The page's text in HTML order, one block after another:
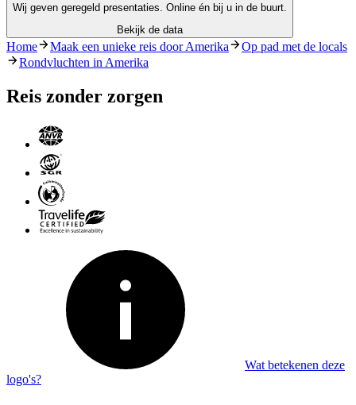
Wij geven geregeld presentaties. Online én bij u in de buurt.
Bekijk de data
Home Maak een unieke reis door Amerika
Op pad met de locals
Rondvluchten in Amerika
Reis zonder zorgen
Wat betekenen deze
logo's?